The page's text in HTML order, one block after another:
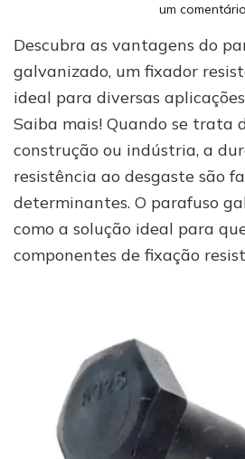
um comentário
Descubra as vantagens do
galvanizado, um fixador
ideal para diversas
Saiba mais! Quando se trata
construção ou indústria, a
resistência ao desgaste são
determinantes. O parafuso
como a solução ideal para
componentes de fixação